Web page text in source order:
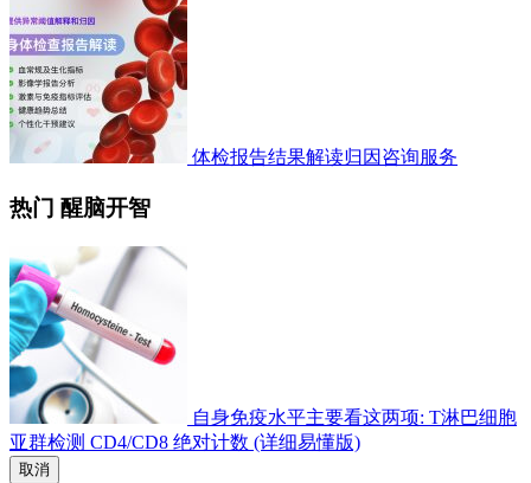
体检报告结果解读归因咨询服务
热门 醒脑开智
自身免疫水平主要看这两项: T淋巴细胞
亚群检测 CD4/CD8 绝对计数 (详细易懂版)
取消